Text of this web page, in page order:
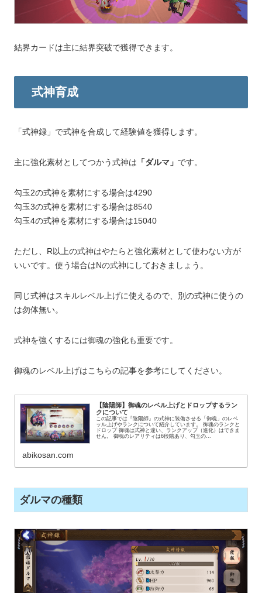
結界カードは主に結界突破で獲得できます。
式神育成
「式神録」で式神を合成して経験値を獲得します。
主に強化素材としてつかう式神は 「ダルマ」 です。
勾玉2の式神を素材にする場合は4290
勾玉3の式神を素材にする場合は8540
勾玉4の式神を素材にする場合は15040
ただし、R以上の式神はやたらと強化素材として使わない方が
いいです。使う場合はNの式神にしておきましょう。
同じ式神はスキルレベル上げに使えるので、別の式神に使うの
は勿体無い。
式神を強くするには御魂の強化も重要です。
御魂のレベル上げはこちらの記事を参考にしてください。
【陰陽師】御魂のレベル上げとドロップするラン
クについて
この記事では『陰陽師』の式神に装備させる「御魂」のレベ
ッル上げやランクについて紹介しています。 御魂のランクと
ドロップ 御魂は式神と違い、ランクアップ（進化）はできま
せん。 御魂のレアリティは6段階あり、勾玉の...
abikosan.com
ダルマの種類